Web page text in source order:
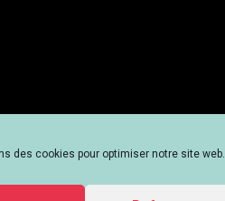
des cookies pour optimiser notre site web.